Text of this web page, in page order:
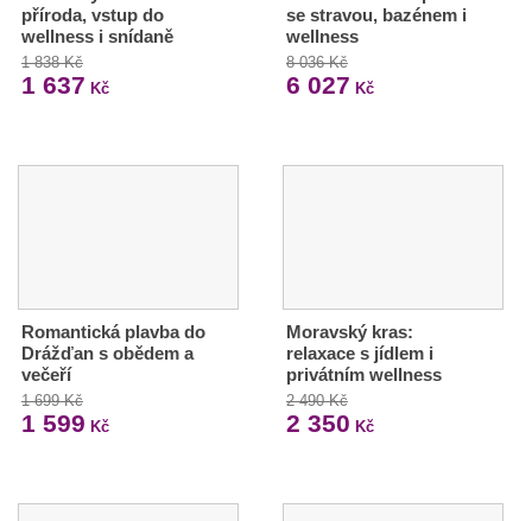
příroda, vstup do
wellness i snídaně
1 838 Kč
1 637 Kč
se stravou, bazénem i
wellness
8 036 Kč
6 027 Kč
Romantická plavba do
Drážďan s obědem a
večeří
1 699 Kč
1 599 Kč
Moravský kras:
relaxace s jídlem i
privátním wellness
2 490 Kč
2 350 Kč